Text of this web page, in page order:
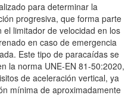
para determinar la
progresiva, que forma parte
limitador de velocidad en los
en caso de emergencia
Este tipo de paracaídas se
la norma UNE-EN 81-50:2020,
de aceleración vertical, ya
mínima de aproximadamente